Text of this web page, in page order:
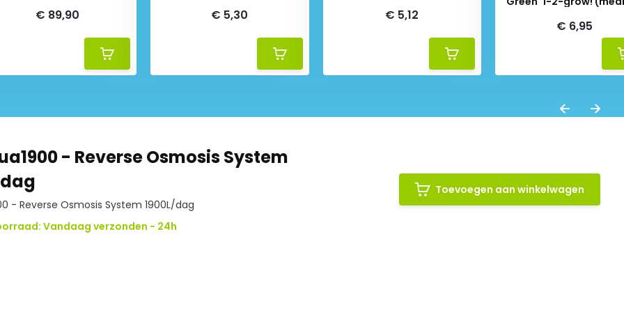
€ 89,90 € 5,30 € 5,12
€ 6,95
- Reverse Osmosis System
- Reverse Osmosis System 1900L/dag
Vandaag verzonden - 24h
Toevoegen aan winkelwagen